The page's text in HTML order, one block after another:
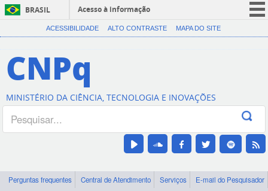
BRASIL
Acesso à informação
CORONAVÍRUS (COVID-19)
Canais
ACESSIBILIDADE ALTO CONTRASTE MAPA DO SITE
CNPq
MINISTÉRIO DA CIÊNCIA, TECNOLOGIA E INOVAÇÕES
Perguntas frequentes Central de Atendimento Serviços
E-mail do Pesquisador